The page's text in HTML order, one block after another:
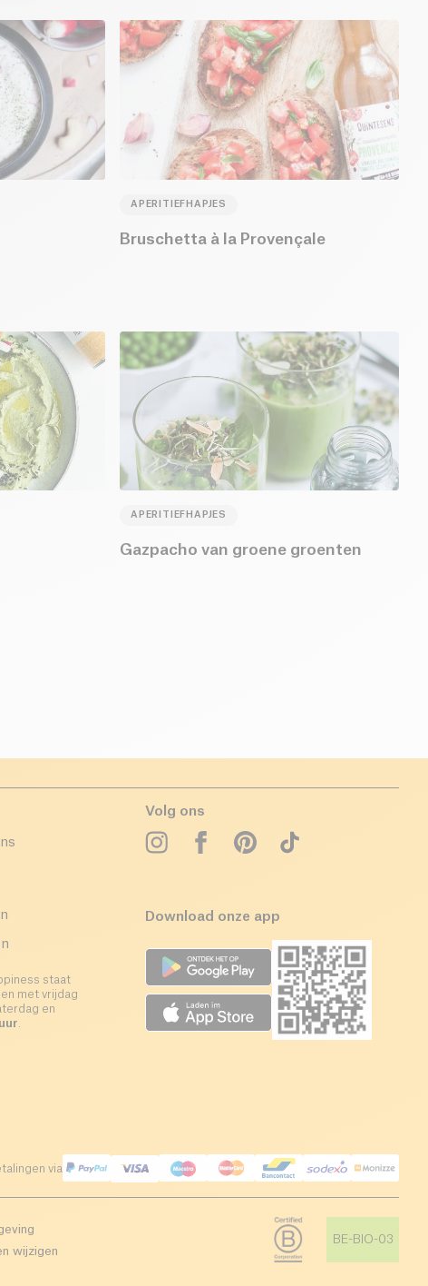
APERITIEFHAPJES
Bruschetta à la Provençale
APERITIEFHAPJES
Gazpacho van groene groenten
staat
met vrijdag
en
Volg ons
Download onze app
via
wijzigen
BE-BIO-03